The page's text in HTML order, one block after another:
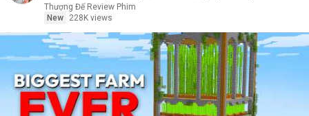
Thượng Đế Review Phim
New
228K views